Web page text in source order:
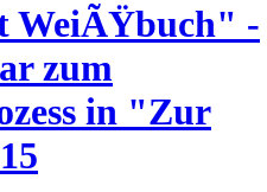
WeiÃŸbuch" -
zum
in "Zur